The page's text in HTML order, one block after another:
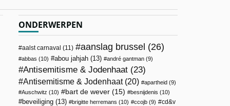
ONDERWERPEN
aalst carnaval (11) aanslag brussel (26)
abbas (10) abou jahjah (13) andré gantman (9)
Antisemitisme & Jodenhaat (23)
Antisemitisme & Jodenhaat(20) apartheid (9)
Auschwitz (10) bart de wever (15) besnijdenis (10)
beveiliging (13) brigitte herremans (10) ccojb (9)
cd&v